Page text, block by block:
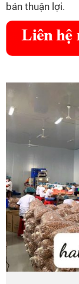
bán thuận lợi.